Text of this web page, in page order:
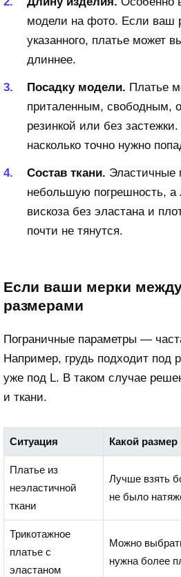
модели на фото. Если ваш
указанного, платье может
длиннее.
Посадку модели. Платье
приталенным, свободным,
резинкой или без
насколько точно нужно
Состав ткани.
небольшую погрешность, а
вискоза без эластана и
почти не тянутся.
Если ваши мерки
размерами
Пограничные параметры —
Например, грудь подходит под
уже под L. В таком случае
и ткани.
Ситуация Какой
Платье из
неэластичной
ткани
Лучше взять
не было
Трикотажное
платье с
эластаном
Можно
нужна более